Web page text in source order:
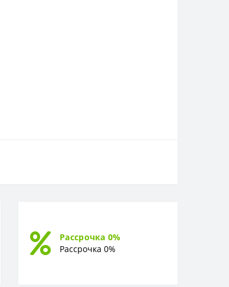
Рассрочка 0%
Рассрочка 0%